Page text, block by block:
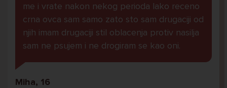
me i vrate nakon nekog perioda lako receno
crna ovca sam samo zato sto sam drugaciji od
njih imam drugaciji stil oblacenja protiv nasilja
sam ne psujem i ne drogiram se kao oni.
Miha, 16